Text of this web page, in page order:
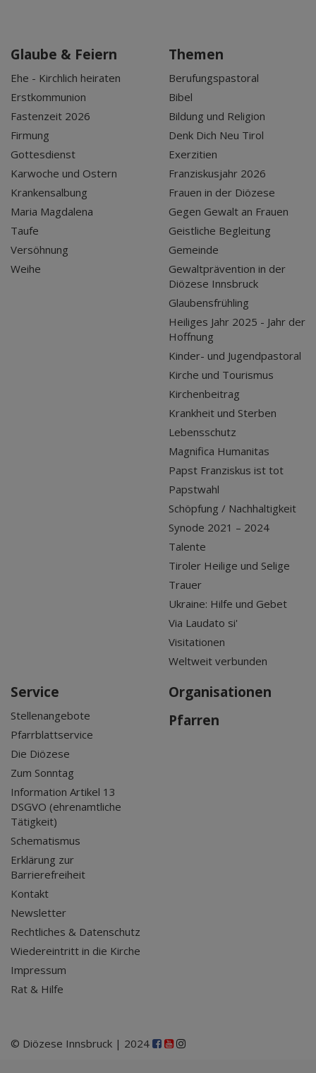
Glaube & Feiern
Ehe - Kirchlich heiraten
Erstkommunion
Fastenzeit 2026
Firmung
Gottesdienst
Karwoche und Ostern
Krankensalbung
Maria Magdalena
Taufe
Versöhnung
Weihe
Themen
Berufungspastoral
Bibel
Bildung und Religion
Denk Dich Neu Tirol
Exerzitien
Franziskusjahr 2026
Frauen in der Diözese
Gegen Gewalt an Frauen
Geistliche Begleitung
Gemeinde
Gewaltprävention in der
Diözese Innsbruck
Glaubensfrühling
Heiliges Jahr 2025 - Jahr der
Hoffnung
Kinder- und Jugendpastoral
Kirche und Tourismus
Kirchenbeitrag
Krankheit und Sterben
Lebensschutz
Magnifica Humanitas
Papst Franziskus ist tot
Papstwahl
Schöpfung / Nachhaltigkeit
Synode 2021 – 2024
Talente
Tiroler Heilige und Selige
Trauer
Ukraine: Hilfe und Gebet
Via Laudato si'
Visitationen
Weltweit verbunden
Service
Stellenangebote
Pfarrblattservice
Die Diözese
Zum Sonntag
Information Artikel 13
DSGVO (ehrenamtliche
Tätigkeit)
Schematismus
Erklärung zur
Barrierefreiheit
Kontakt
Newsletter
Rechtliches & Datenschutz
Wiedereintritt in die Kirche
Impressum
Rat & Hilfe
Organisationen
Pfarren
© Diözese Innsbruck | 2024